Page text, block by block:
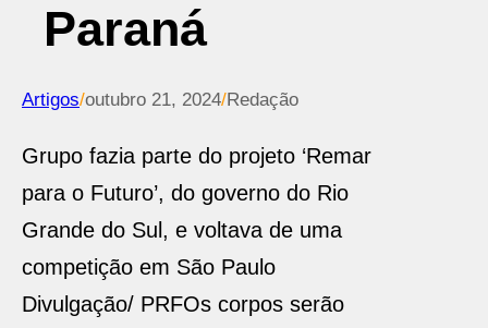
Paraná
Artigos/outubro 21, 2024/Redação
Grupo fazia parte do projeto ‘Remar
para o Futuro’, do governo do Rio
Grande do Sul, e voltava de uma
competição em São Paulo
Divulgação/ PRFOs corpos serão